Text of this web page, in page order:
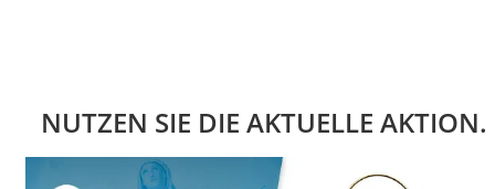
NUTZEN SIE DIE AKTUELLE AKTION.